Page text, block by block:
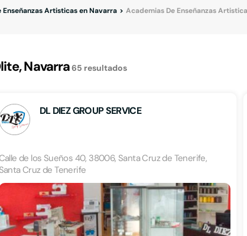
Enseñanzas Artisticas en Navarra Academias De Enseñanzas
Navarra65 resultados
DL DIEZ GROUP SERVICE
de los Sueños 40, 38006, Santa Cruz de Tenerife,
Cruz de Tenerife